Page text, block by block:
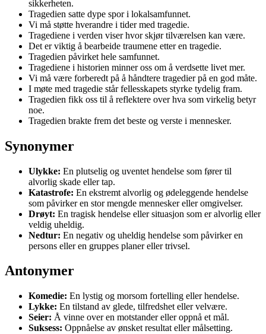
sikkerheten.
Tragedien satte dype spor i lokalsamfunnet.
Vi må støtte hverandre i tider med tragedie.
Tragediene i verden viser hvor skjør tilværelsen kan være.
Det er viktig å bearbeide traumene etter en tragedie.
Tragedien påvirket hele samfunnet.
Tragediene i historien minner oss om å verdsette livet mer.
Vi må være forberedt på å håndtere tragedier på en god måte.
I møte med tragedie står fellesskapets styrke tydelig fram.
Tragedien fikk oss til å reflektere over hva som virkelig betyr
noe.
Tragedien brakte frem det beste og verste i mennesker.
Synonymer
Ulykke: En plutselig og uventet hendelse som fører til
alvorlig skade eller tap.
Katastrofe: En ekstremt alvorlig og ødeleggende hendelse
som påvirker en stor mengde mennesker eller omgivelser.
Drøyt: En tragisk hendelse eller situasjon som er alvorlig eller
veldig uheldig.
Nedtur: En negativ og uheldig hendelse som påvirker en
persons eller en gruppes planer eller trivsel.
Antonymer
Komedie: En lystig og morsom fortelling eller hendelse.
Lykke: En tilstand av glede, tilfredshet eller velvære.
Seier: Å vinne over en motstander eller oppnå et mål.
Suksess: Oppnåelse av ønsket resultat eller målsetting.